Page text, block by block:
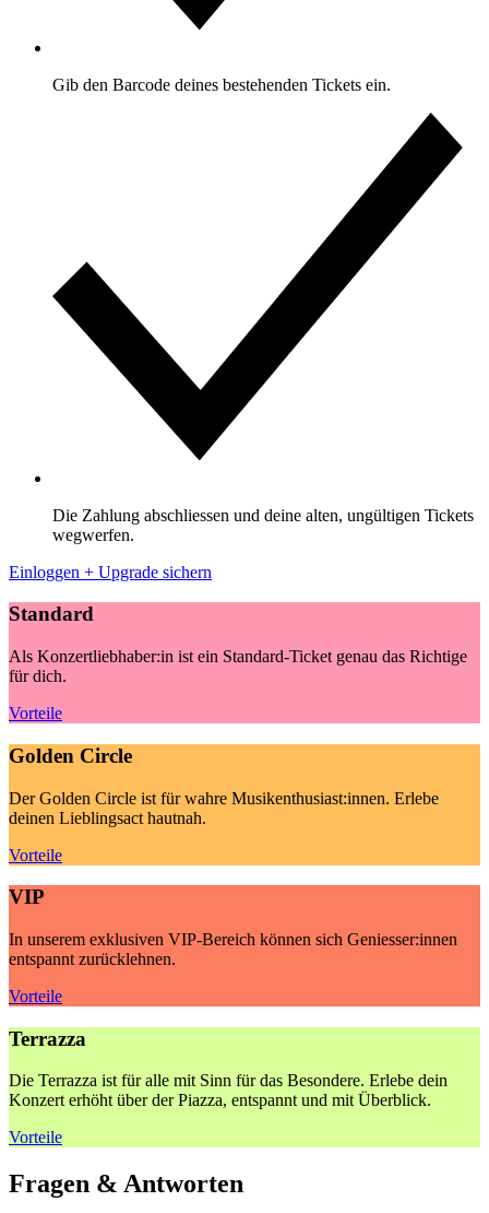
Gib den Barcode deines bestehenden Tickets ein.
Die Zahlung abschliessen und deine alten, ungültigen Tickets
wegwerfen.
Einloggen + Upgrade sichern
Standard
Als Konzertliebhaber:in ist ein Standard-Ticket genau das Richtige
für dich.
Vorteile
Golden Circle
Der Golden Circle ist für wahre Musikenthusiast:innen. Erlebe
deinen Lieblingsact hautnah.
Vorteile
VIP
In unserem exklusiven VIP-Bereich können sich Geniesser:innen
entspannt zurücklehnen.
Vorteile
Terrazza
Die Terrazza ist für alle mit Sinn für das Besondere. Erlebe dein
Konzert erhöht über der Piazza, entspannt und mit Überblick.
Vorteile
Fragen & Antworten